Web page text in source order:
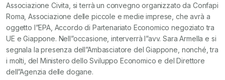
Associazione Civita, si terrà un convegno organizzato da Confapi
Roma, Associazione delle piccole e medie imprese, che avrà a
oggetto l”EPA, Accordo di Partenariato Economico negoziato tra
UE e Giappone. Nell”occasione, interverrà l”avv. Sara Armella e si
segnala la presenza dell”Ambasciatore del Giappone, nonché, tra
i molti, del Ministero dello Sviluppo Economico e del Direttore
dell”Agenzia delle dogane.